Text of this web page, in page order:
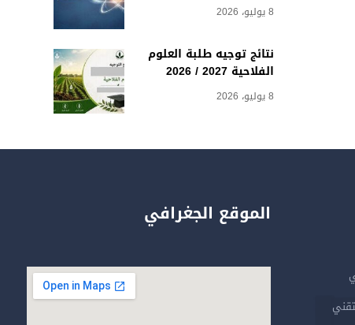
8 يوليو، 2026
نتائج توجيه طلبة العلوم
الفلاحية 2027 / 2026
8 يوليو، 2026
الموقع الجغرافي